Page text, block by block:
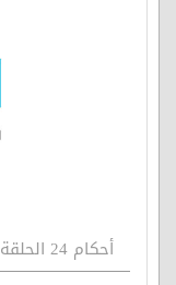
أحكام 24 الحلقة 173